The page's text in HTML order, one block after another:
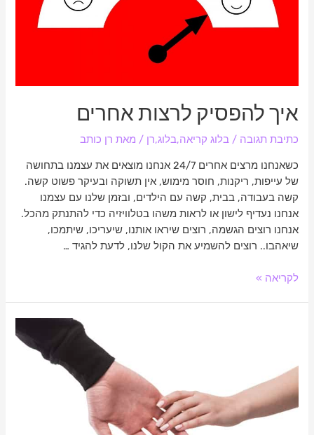
איך להפסיק לרצות אחרים
כתיבת תגובה /בלוג קריאה,בלוג,רן / מאת רן כותב
כשאנחנו מרצים אחרים 24/7 אנחנו מוצאים את עצמנו בתחושה
של עייפות, ריקנות, חוסר מימוש, אין תשוקה ובעיקר פשוט קשה.
קשה בעבודה, בבית, קשה עם הילדים, ובזמן שלנו עם עצמנו
אנחנו נעדיף לישון או לראות משהו בטלוויזיה כדי להתנתק מהכל.
אנחנו רוצים הגשמה, רוצים שיראו אותנו, שיעריכו, שיתמכו,
שיאהבו.. רוצים להשמיע את הקול שלנו, לדעת להגיד …
לקריאה »
לשמור
על
הגחלת